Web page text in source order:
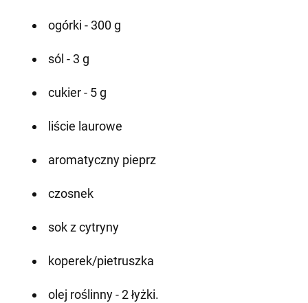
ogórki - 300 g
sól - 3 g
cukier - 5 g
liście laurowe
aromatyczny pieprz
czosnek
sok z cytryny
koperek/pietruszka
olej roślinny - 2 łyżki.